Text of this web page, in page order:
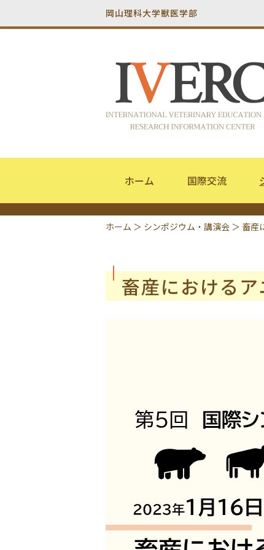
岡山理科大学獣医学部
ホーム 国際交流
ホーム ＞ シンポジウム・講演会 ＞ 畜産
畜産における